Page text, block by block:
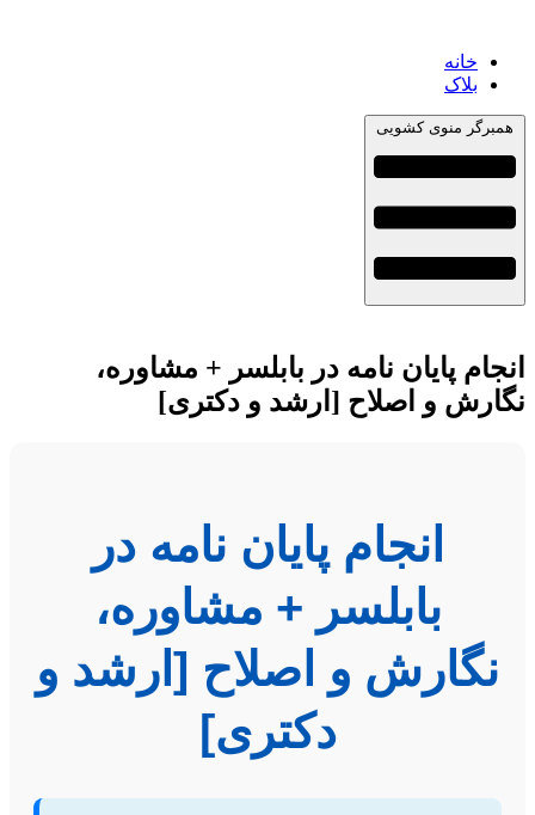
خانه
بلاک
همبرگر منوی کشویی
انجام پایان نامه در بابلسر + مشاوره،
نگارش و اصلاح [ارشد و دکتری]
انجام پایان نامه در
بابلسر + مشاوره،
نگارش و اصلاح [ارشد و
دکتری]